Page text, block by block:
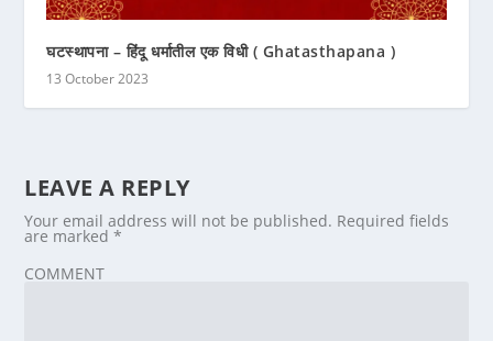
घटस्थापना – हिंदू धर्मातील एक विधी ( Ghatasthapana )
13 October 2023
LEAVE A REPLY
Your email address will not be published. Required fields
are marked*
COMMENT